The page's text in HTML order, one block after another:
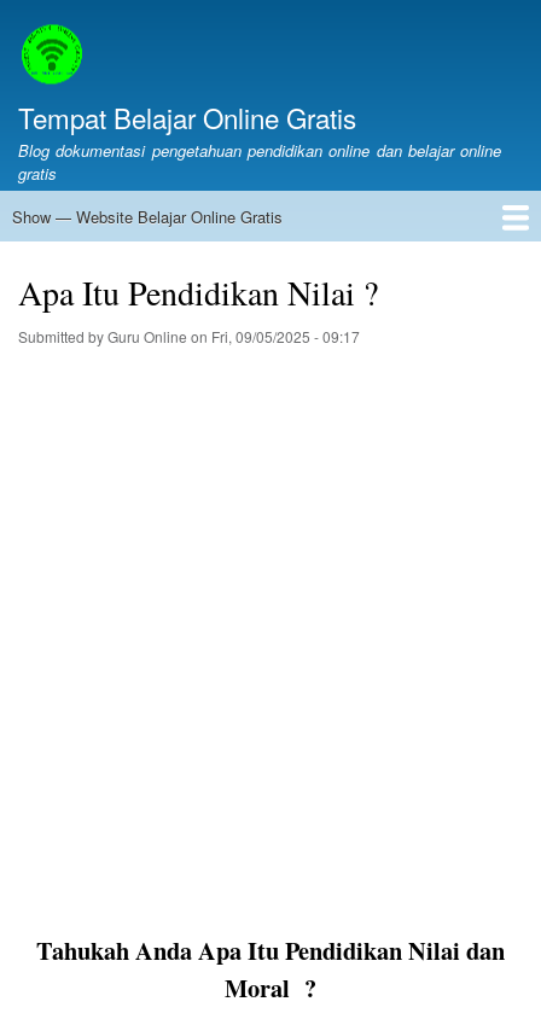
Tempat Belajar Online Gratis
Blog dokumentasi pengetahuan pendidikan online dan belajar online
gratis
Website
Online
Gratis
Show — Website Belajar Online Gratis
Apa Itu Pendidikan Nilai ?
Submitted byGuru Online on Fri, 09/05/2025 - 09:17
Tahukah Anda Apa Itu Pendidikan Nilai dan
Moral ?